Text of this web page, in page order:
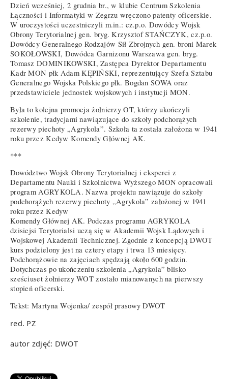
Dzień wcześniej, 2 grudnia br., w klubie Centrum Szkolenia
Łączności i Informatyki w Zegrzu wręczono patenty oficerskie.
W uroczystości uczestniczyli m.in.: cz.p.o. Dowódcy Wojsk
Obrony Terytorialnej gen. bryg. Krzysztof STAŃCZYK, cz.p.o.
Dowódcy Generalnego Rodzajów Sił Zbrojnych gen. broni Marek
SOKOŁOWSKI, Dowódca Garnizonu Warszawa gen. bryg.
Tomasz DOMINIKOWSKI, Zastępca Dyrektor Departamentu
Kadr MON płk Adam KĘPIŃSKI, reprezentujący Szefa Sztabu
Generalnego Wojska Polskiego płk. Bogdan SOWA oraz
przedstawiciele jednostek wojskowych i instytucji MON.
Była to kolejna promocja żołnierzy OT, którzy ukończyli
szkolenie, tradycjami nawiązujące do szkoły podchorążych
rezerwy piechoty „Agrykola”. Szkoła ta została założona w 1941
roku przez Kedyw Komendy Głównej AK.
***
Dowództwo Wojsk Obrony Terytorialnej i eksperci z
Departamentu Nauki i Szkolnictwa Wyższego MON opracowali
program AGRYKOLA. Nazwa projektu nawiązuje do szkoły
podchorążych rezerwy piechoty „Agrykola” założonej w 1941
roku przez Kedyw
Komendy Głównej AK. Podczas programu AGRYKOLA
dzisiejsi Terytorialsi uczą się w Akademii Wojsk Lądowych i
Wojskowej Akademii Technicznej. Zgodnie z koncepcją DWOT
kurs podzielony jest na cztery etapy i trwa 13 miesięcy.
Podchorążowie na zajęciach spędzają około 600 godzin.
Dotychczas po ukończeniu szkolenia „Agrykola” blisko
sześciuset żołnierzy WOT zostało mianowanych na pierwszy
stopień oficerski.
Tekst: Martyna Wojenka/ zespół prasowy DWOT
red. PZ
autor zdjęć: DWOT